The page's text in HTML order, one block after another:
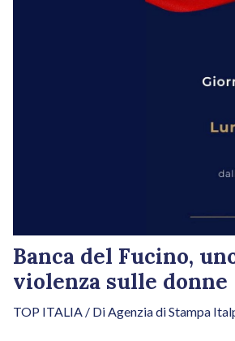
Banca del Fucino,
violenza sulle donne
TOP ITALIA/ DiAgenzia di Stampa